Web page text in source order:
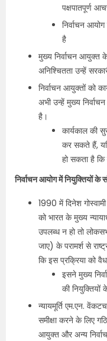
पक्षपातपूर्ण
निर्वाचन
है
मुख्य निर्वाचन आयुक्त
अनिश्चितता उन्हें
निर्वाचन आयुक्तों को
अभी उन्हें मुख्य
है।
कार्यकाल की
कर सकते हैं,
हो सकता है कि
निर्वाचन आयोग में नियुक्तियों के
1990 में दिनेश
को भारत के मुख्य
उपलब्ध न हो तो
जाए) के परामर्श से
कि इस प्रक्रिया को
इसने मुख्य
की नियुक्तियों
न्यायमूर्ति एम.एन.
समीक्षा करने के लिए
आयुक्त और अन्य